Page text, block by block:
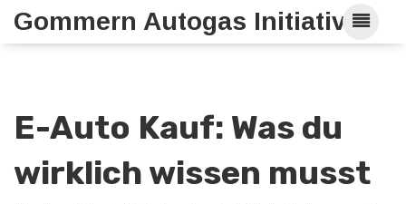
Gommern Autogas Initiative
E-Auto Kauf: Was du
wirklich wissen musst